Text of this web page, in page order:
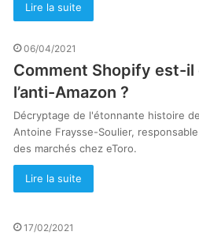
Lire la suite
06/04/2021
Comment Shopify est-il
l’anti-Amazon ?
Décryptage de l'étonnante histoire
Antoine Fraysse-Soulier, responsable
des marchés chez eToro.
Lire la suite
17/02/2021